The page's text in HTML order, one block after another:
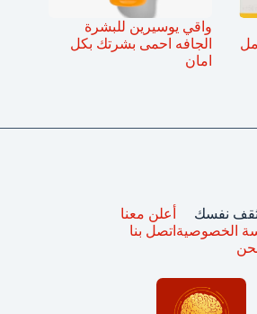
واقي يوسيرين للبشرة
الجافه احمى بشرتك بكل
امان
نفسك
الخصوصية
أعلن معنا
اتصل بنا